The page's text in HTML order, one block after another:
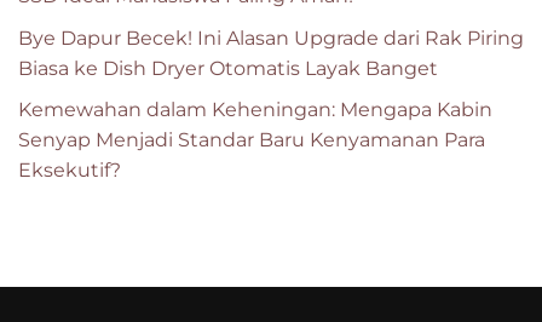
Bye Dapur Becek! Ini Alasan Upgrade dari Rak Piring
Biasa ke Dish Dryer Otomatis Layak Banget
Kemewahan dalam Keheningan: Mengapa Kabin
Senyap Menjadi Standar Baru Kenyamanan Para
Eksekutif?